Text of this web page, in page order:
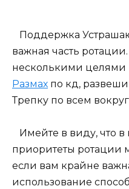
Поддержка
важная часть
несколькими целями
Размах по кд,
Трепку по всем
Имейте в виду, что в
приоритеты ротации
если вам крайне
использование